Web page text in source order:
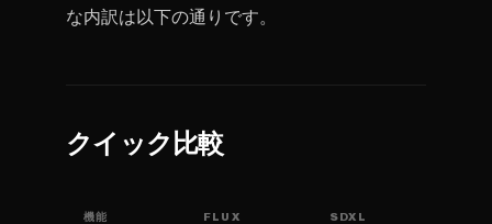
な内訳は以下の通りです。
クイック比較
機能 FLUX SDXL